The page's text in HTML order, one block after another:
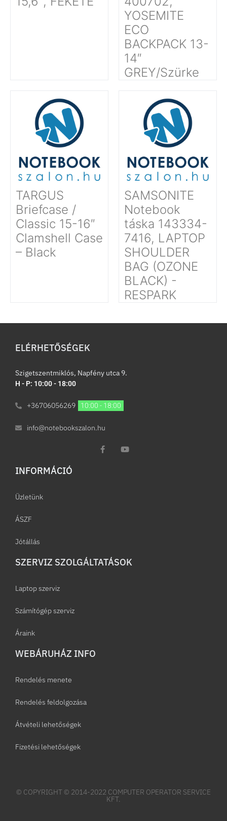
YOSEMITE
ECO
BACKPACK 13-
14″
GREY/Szürke
TARGUS
Briefcase /
Classic 15-16″
Clamshell Case
– Black
SAMSONITE
Notebook
táska 143334-
7416, LAPTOP
SHOULDER
BAG (OZONE
BLACK) -
RESPARK
ELÉRHETŐSÉGEK
Szigetszentmiklós, Napfény utca 9.
H - P: 10:00 - 18:00
+36706056269 10:00 - 18:00
info@notebookszalon.hu
INFORMÁCIÓ​
Üzletünk
ÁSZF
Jótállás
SZERVIZ SZOLGÁLTATÁSOK
Laptop szerviz
Számítógép szerviz
Áraink
WEBÁRUHÁZ INFO
Rendelés menete
Rendelés feldolgozása
Átvételi lehetőségek
Fizetési lehetőségek
© COPYRIGHT © 2014-2022 COMPUTER OPERATOR SERVICE
KFT.